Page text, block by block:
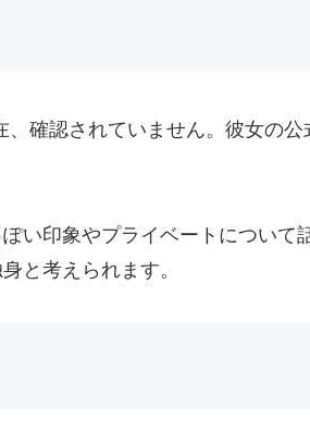
確認されていません。彼女の
い印象やプライベートについ
と考えられます。